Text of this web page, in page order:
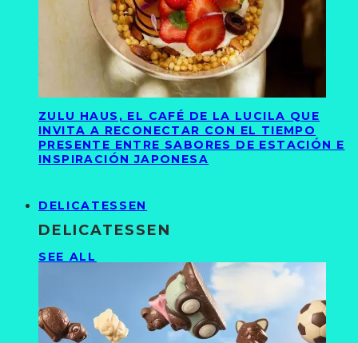
ZULU HAUS, EL CAFÉ DE LA LUCILA QUE
INVITA A RECONECTAR CON EL TIEMPO
PRESENTE ENTRE SABORES DE ESTACIÓN E
INSPIRACIÓN JAPONESA
DELICATESSEN
DELICATESSEN
SEE ALL